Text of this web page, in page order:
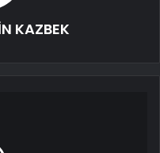
KAZBEK